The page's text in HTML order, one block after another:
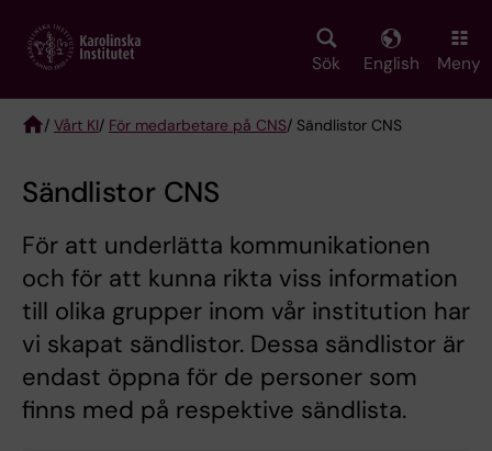
main
Sök English Meny
/ Vårt KI/ För medarbetare på CNS/ Sändlistor CNS
Sändlistor CNS
För att underlätta kommunikationen
och för att kunna rikta viss information
till olika grupper inom vår institution har
vi skapat sändlistor. Dessa sändlistor är
endast öppna för de personer som
finns med på respektive sändlista.